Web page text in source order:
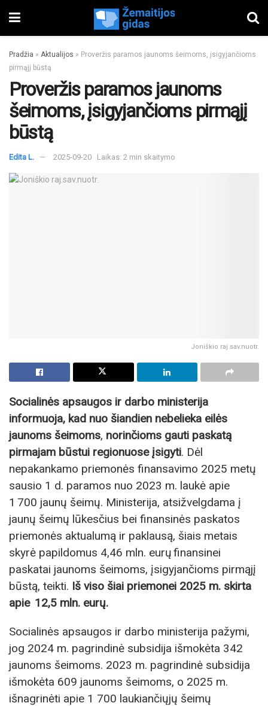
Pradžia » Aktualijos » Proveržis paramos jaunoms šeimoms, įsigyjančioms
pirmąjį būstą
Proveržis paramos jaunoms
šeimoms, įsigyjančioms pirmąjį
būstą
Edita L. 2025-09-20 Laikas: 2 min skaitymo
Joniškio raj.sav.nuotr.
Socialinės apsaugos ir darbo ministerija
informuoja, kad nuo šiandien nebelieka eilės
jaunoms šeimoms, norinčioms gauti paskatą
pirmajam būstui regionuose įsigyti. Dėl
nepakankamo priemonės finansavimo 2025 metų
sausio 1 d. paramos nuo 2023 m. laukė apie
1 700 jaunų šeimų. Ministerija, atsižvelgdama į
jaunų šeimų lūkesčius bei finansinės paskatos
priemonės aktualumą ir paklausą, šiais metais
skyrė papildomus 4,46 mln. eurų finansinei
paskatai jaunoms šeimoms, įsigyjančioms pirmąjį
būstą, teikti. Iš viso šiai priemonei 2025 m. skirta
apie 12,5 mln. eurų.
Socialinės apsaugos ir darbo ministerija pažymi,
jog 2024 m. pagrindinė subsidija išmokėta 342
jaunoms šeimoms. 2023 m. pagrindinė subsidija
išmokėta 609 jaunoms šeimoms, o 2025 m.
išnagrinėti apie 1 700 laukiančiųjų šeimų